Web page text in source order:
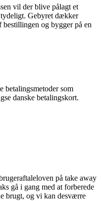
vil der blive pålagt et
Gebyret dækker
og bygger på en
betalingsmetoder som
danske betalingskort.
på take away
gå i gang med at forberede
brugt, og vi kan desværre